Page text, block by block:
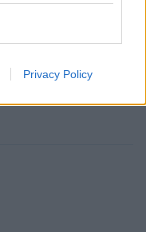
Privacy Policy